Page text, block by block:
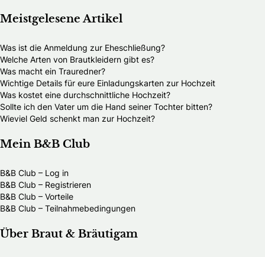
Meistgelesene Artikel
Was ist die Anmeldung zur Eheschließung?
Welche Arten von Brautkleidern gibt es?
Was macht ein Trauredner?
Wichtige Details für eure Einladungskarten zur Hochzeit
Was kostet eine durchschnittliche Hochzeit?
Sollte ich den Vater um die Hand seiner Tochter bitten?
Wieviel Geld schenkt man zur Hochzeit?
Mein B&B Club
B&B Club – Log in
B&B Club – Registrieren
B&B Club – Vorteile
B&B Club – Teilnahmebedingungen
Über Braut & Bräutigam